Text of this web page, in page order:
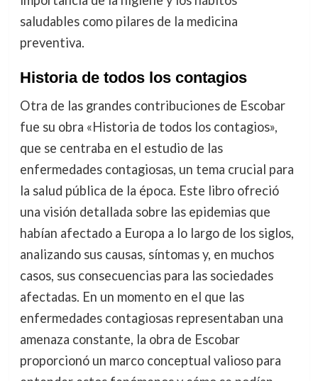
saludables como pilares de la medicina
preventiva.
Historia de todos los contagios
Otra de las grandes contribuciones de Escobar
fue su obra «Historia de todos los contagios»,
que se centraba en el estudio de las
enfermedades contagiosas, un tema crucial para
la salud pública de la época. Este libro ofreció
una visión detallada sobre las epidemias que
habían afectado a Europa a lo largo de los siglos,
analizando sus causas, síntomas y, en muchos
casos, sus consecuencias para las sociedades
afectadas. En un momento en el que las
enfermedades contagiosas representaban una
amenaza constante, la obra de Escobar
proporcionó un marco conceptual valioso para